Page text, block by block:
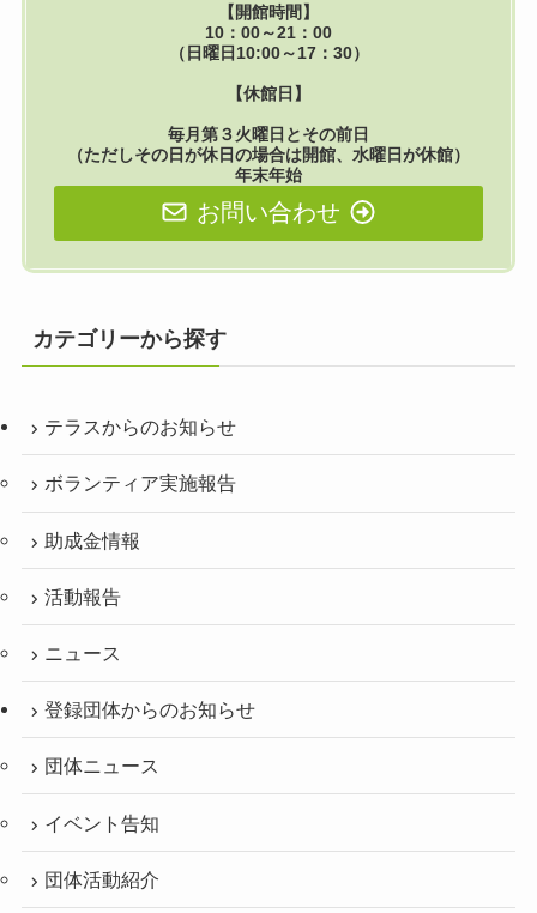
【開館時間】
10：00～21：00
（日曜日10:00～17：30）
【休館日】
毎月第３火曜日とその前日
（ただしその日が休日の場合は開館、水曜日が休館）
年末年始
お問い合わせ
カテゴリーから探す
テラスからのお知らせ
ボランティア実施報告
助成金情報
活動報告
ニュース
登録団体からのお知らせ
団体ニュース
イベント告知
団体活動紹介